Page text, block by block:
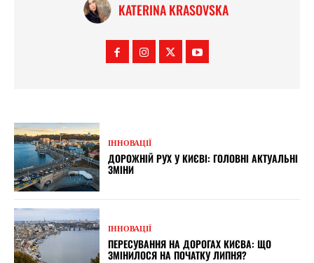
KATERINA KRASOVSKA
ІННОВАЦІЇ
ДОРОЖНІЙ РУХ У КИЄВІ: ГОЛОВНІ АКТУАЛЬНІ
ЗМІНИ
ІННОВАЦІЇ
ПЕРЕСУВАННЯ НА ДОРОГАХ КИЄВА: ЩО
ЗМІНИЛОСЯ НА ПОЧАТКУ ЛИПНЯ?